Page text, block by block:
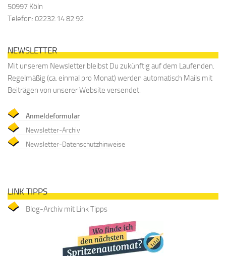
50997 Köln
Telefon: 02232.14 82 92
NEWSLETTER
Mit unserem Newsletter bleibst Du zukünftig auf dem Laufenden.
Regelmäßig (ca. einmal pro Monat) werden automatisch Mails mit
Beiträgen von unserer Website versendet.
Anmeldeformular
Newsletter-Archiv
Newsletter-Datenschutzhinweise
LINK TIPPS
Blog-Archiv mit Link Tipps